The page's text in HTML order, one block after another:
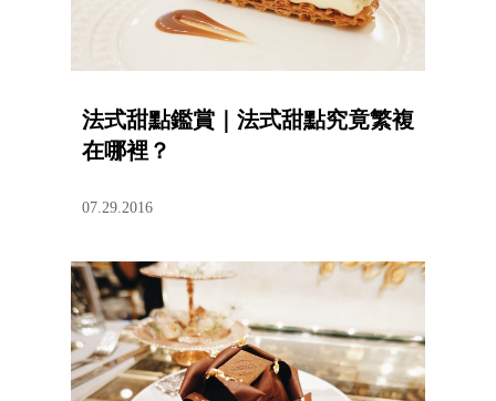
法式甜點鑑賞｜法式甜點究竟繁複
在哪裡？
07.29.2016